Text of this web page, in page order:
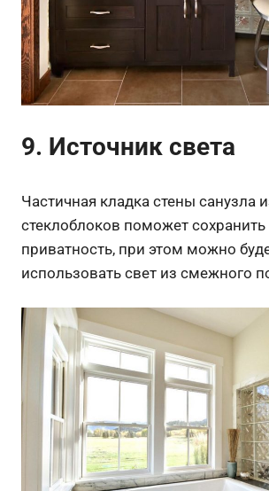
9. Источник света
Частичная кладка стены санузла
стеклоблоков поможет
приватность, при этом можно
использовать свет из смежного